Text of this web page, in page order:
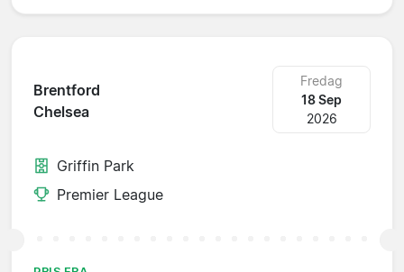
Brentford
Chelsea
Fredag
18 Sep
2026
Griffin Park
Premier League